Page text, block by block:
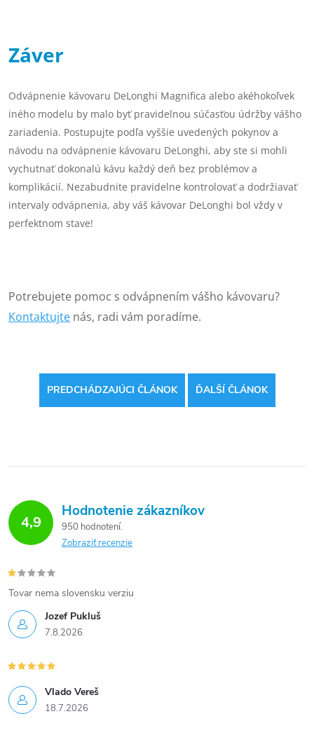
Záver
Odvápnenie kávovaru DeLonghi Magnifica alebo akéhokoľvek
iného modelu by malo byť pravidelnou súčasťou údržby vášho
zariadenia. Postupujte podľa vyššie uvedených pokynov a
návodu na odvápnenie kávovaru DeLonghi, aby ste si mohli
vychutnať dokonalú kávu každý deň bez problémov a
komplikácií. Nezabudnite pravidelne kontrolovať a dodržiavať
intervaly odvápnenia, aby váš kávovar DeLonghi bol vždy v
perfektnom stave!
Potrebujete pomoc s odvápnením vášho kávovaru?
Kontaktujte nás, radi vám poradíme.
PREDCHÁDZAJÚCI ČLÁNOK ĎALŠÍ ČLÁNOK
4,9
Hodnotenie zákazníkov
950 hodnotení
Zobraziť recenzie
Jozef Pukluš
7.8.2026
Tovar nema slovensku verziu
Vlado Vereš
18.7.2026